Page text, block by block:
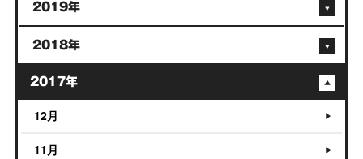
2019年
2018年
2017年
12月
11月